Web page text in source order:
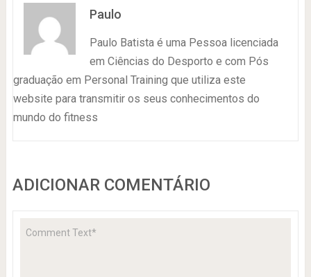
Paulo
Paulo Batista é uma Pessoa licenciada
em Ciências do Desporto e com Pós
graduação em Personal Training que utiliza este
website para transmitir os seus conhecimentos do
mundo do fitness
ADICIONAR COMENTÁRIO